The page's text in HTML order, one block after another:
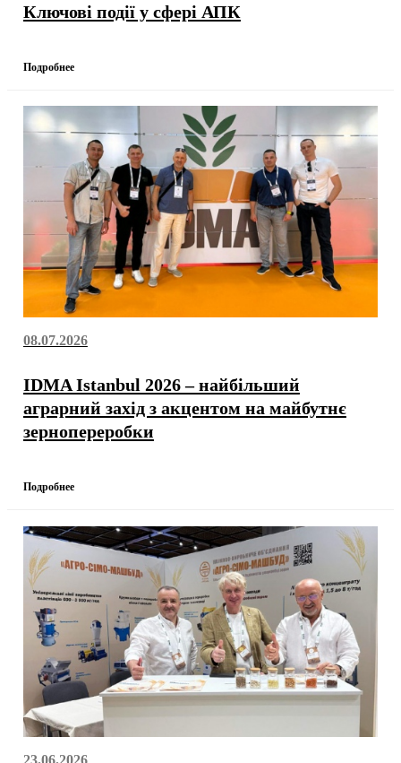
Ключові події у сфері АПК
Подробнее
08.07.2026
IDMA Istanbul 2026 – найбільший
аграрний захід з акцентом на майбутнє
зернопереробки
Подробнее
23.06.2026